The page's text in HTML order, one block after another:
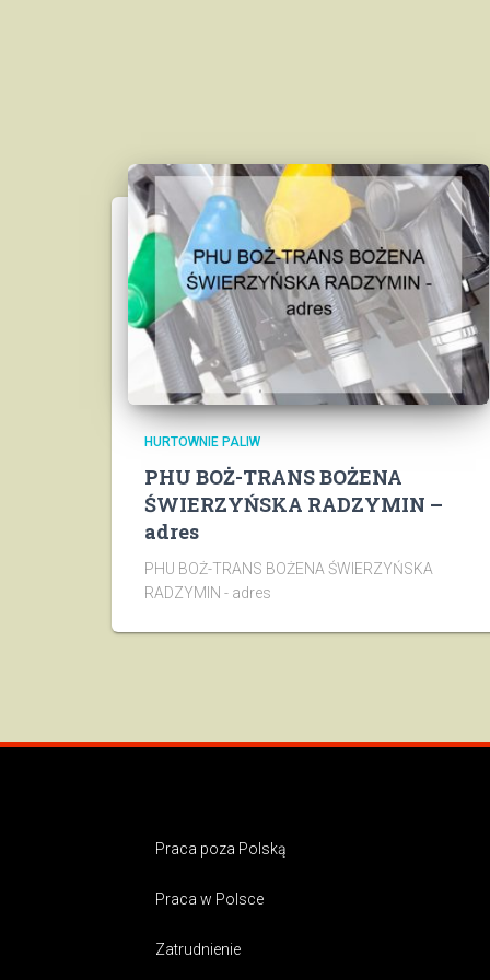
HURTOWNIE PALIW
PHU BOŻ-TRANS BOŻENA
ŚWIERZYŃSKA RADZYMIN –
adres
PHU BOŻ-TRANS BOŻENA ŚWIERZYŃSKA
RADZYMIN - adres
Praca poza Polską
Praca w Polsce
Zatrudnienie